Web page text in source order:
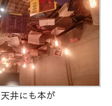
天井にも本が